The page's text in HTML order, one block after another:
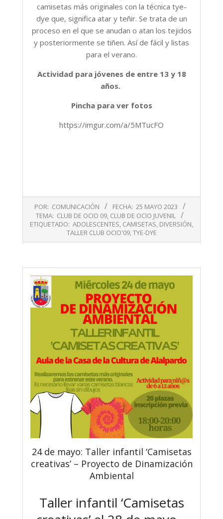
camisetas más originales con la técnica tye-
dye que, significa atar y teñir. Se trata de un
proceso en el que se anudan o atan los tejidos
y posteriormente se tiñen. Así de fácil y listas
para el verano.
Actividad para jóvenes de entre 13 y 18
años.
Pincha para ver fotos
https://imgur.com/a/5MTucFO
25
POR: COMUNICACIÓN FECHA: 25 MAYO 2023
TEMA: CLUB DE OCIO 09, CLUB DE OCIO JUVENIL
ETIQUETADO: ADOLESCENTES, CAMISETAS, DIVERSIÓN,
TALLER CLUB OCIO'09,TYE-DYE
24 de mayo: Taller infantil ‘Camisetas
creativas’ – Proyecto de Dinamización
Ambiental
Taller infantil ‘Camisetas